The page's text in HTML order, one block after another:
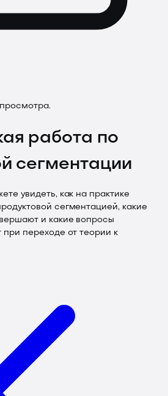
просмотра.
работа по
сегментации
увидеть, как на практике
сегментацией, какие
и какие вопросы
при переходе от теории к